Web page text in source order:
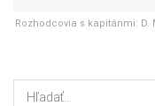
Rozhodcovia s kapitánmi: D.